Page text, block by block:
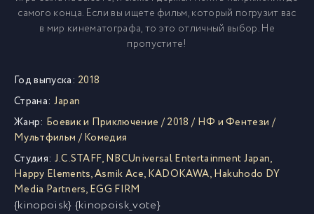
самого конца. Если вы ищете фильм, который погрузит вас
в мир кинематографа, то это отличный выбор. Не
пропустите!
Год выпуска: 2018
Страна: Japan
Жанр: Боевик и Приключение /2018 / НФ и Фентези /
Мультфильм /Комедия
Студия: J.C.STAFF,NBCUniversal Entertainment Japan,
Happy Elements,Asmik Ace,KADOKAWA,Hakuhodo DY
Media Partners,EGG FIRM
{kinopoisk} {kinopoisk_vote}